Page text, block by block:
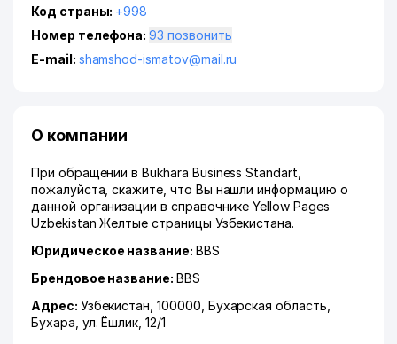
Код страны: +998
Номер телефона:
93 позвонить
E-mail: shamshod-ismatov@mail.ru
О компании
При обращении в Bukhara Business Standart,
пожалуйста, скажите, что Вы нашли информацию о
данной организации в справочнике Yellow Pages
Uzbekistan Желтые страницы Узбекистана.
Юридическое название: BBS
Брендовое название: BBS
Адрес: Узбекистан, 100000, Бухарская область
Бухара ул. Ёшлик , 12/1